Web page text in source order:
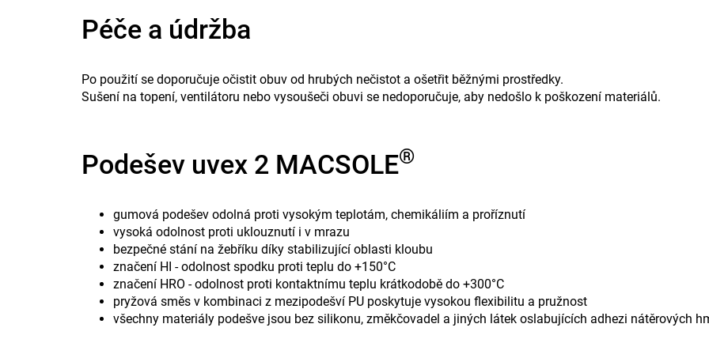
Péče a údržba
Po použití se doporučuje očistit obuv od hrubých nečistot a ošetřit běžnými prostředky.
Sušení na topení, ventilátoru nebo vysoušeči obuvi se nedoporučuje, aby nedošlo k poškození materiálů.
Podešev uvex 2 MACSOLE®
gumová podešev odolná proti vysokým teplotám, chemikáliím a proříznutí
vysoká odolnost proti uklouznutí i v mrazu
bezpečné stání na žebříku díky stabilizující oblasti kloubu
značení HI - odolnost spodku proti teplu do +150°C
značení HRO - odolnost proti kontaktnímu teplu krátkodobě do +300°C
pryžová směs v kombinaci z mezipodešví PU poskytuje vysokou flexibilitu a pružnost
všechny materiály podešve jsou bez silikonu, změkčovadel a jiných látek oslabujících adhezi nátěrových